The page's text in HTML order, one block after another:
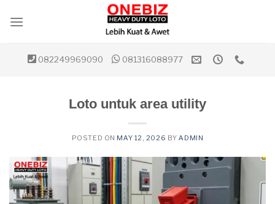
082249969090 081316088977
Loto untuk area utility
POSTED ON MAY 12, 2026 BYADMIN